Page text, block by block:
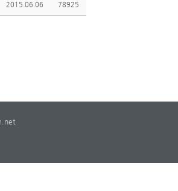
2015.06.06 78925